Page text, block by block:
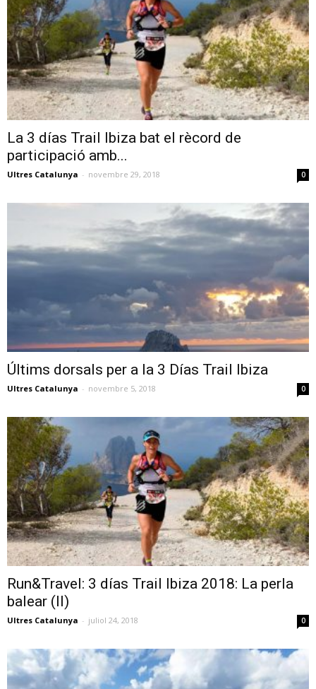
La 3 días Trail Ibiza bat el rècord de
participació amb...
Ultres Catalunya - novembre 29, 2018 0
Últims dorsals per a la 3 Días Trail Ibiza
Ultres Catalunya - novembre 5, 2018 0
Run&Travel: 3 días Trail Ibiza 2018: La perla
balear (II)
Ultres Catalunya - juliol 24, 2018 0